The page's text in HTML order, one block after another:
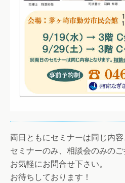
両日ともにセミナーは同じ内容
セミナーのみ、相談会のみのご
お気軽にお問合せ下さい。
お待ちしております！